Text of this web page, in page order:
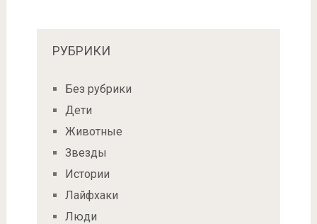
РУБРИКИ
Без рубрики
Дети
Животные
Звезды
Истории
Лайфхаки
Люди